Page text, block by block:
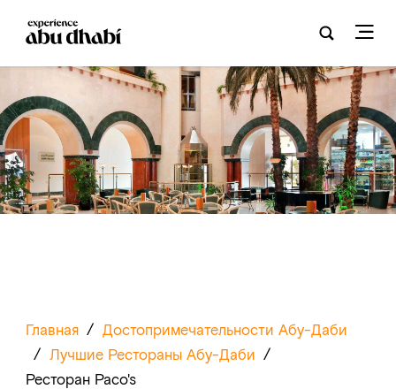
Главная / Достопримечательности Абу-Даби
/ Лучшие Рестораны Абу-Даби /
Ресторан Paco's